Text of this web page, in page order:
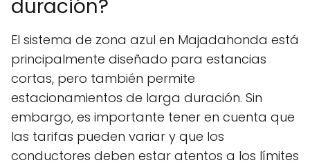
duración?
El sistema de zona azul en Majadahonda está
principalmente diseñado para estancias
cortas, pero también permite
estacionamientos de larga duración. Sin
embargo, es importante tener en cuenta que
las tarifas pueden variar y que los
conductores deben estar atentos a los límites